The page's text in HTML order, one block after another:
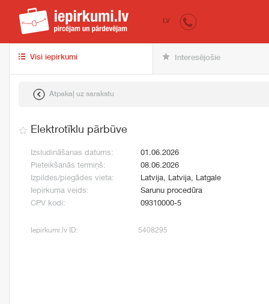
iepirkumi.lv
LV
Visi iepirkumi Interesējošie
Atpakaļ uz sarakstu
Elektrotīklu pārbūve
Izsludināšanas datums:
01.06.2026
Pieteikšanās termiņš:
08.06.2026
Izpildes/piegādes vieta:
Latvija, Latvija, Latgale
Iepirkuma veids:
Sarunu procedūra
CPV kodi:
09310000-5
Iepirkumi.lv ID: 5408295